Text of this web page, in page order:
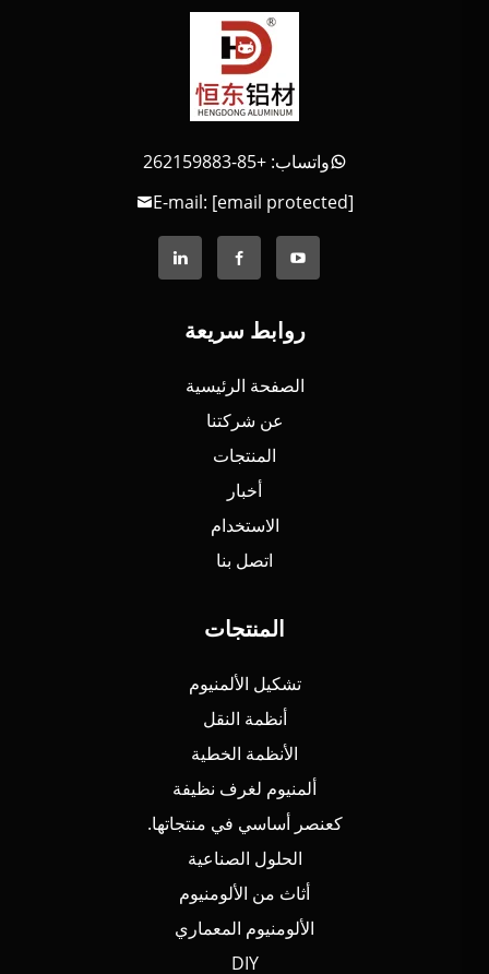
واتساب: +85-262159883
E-mail: [email protected]
روابط سريعة
الصفحة الرئيسية
عن شركتنا
المنتجات
أخبار
الاستخدام
اتصل بنا
المنتجات
تشكيل الألمنيوم
أنظمة النقل
الأنظمة الخطية
ألمنيوم لغرف نظيفة
كعنصر أساسي في منتجاتها.
الحلول الصناعية
أثاث من الألومنيوم
الألومنيوم المعماري
DIY